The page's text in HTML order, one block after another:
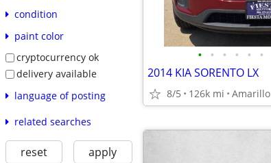
condition
paint color
cryptocurrency ok
delivery available
language of posting
related searches
reset apply
• • • • • •
2014 KIA SORENTO LX
8/5 126k mi Amarillo